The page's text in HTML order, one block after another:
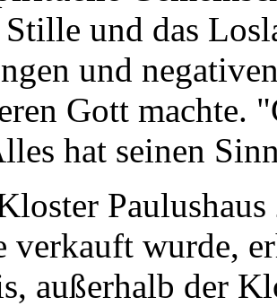
und das
und
Gott machte.
hat seinen
verkauft wurde,
außerhalb der